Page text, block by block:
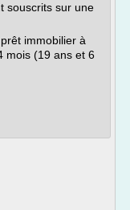
souscrits sur une
immobilier à
mois (19 ans et 6